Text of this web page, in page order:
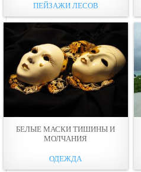
ПЕЙЗАЖИ ЛЕСОВ
БЕЛЫЕ МАСКИ ТИШИНЫ И
МОЛЧАНИЯ
ОДЕЖДА